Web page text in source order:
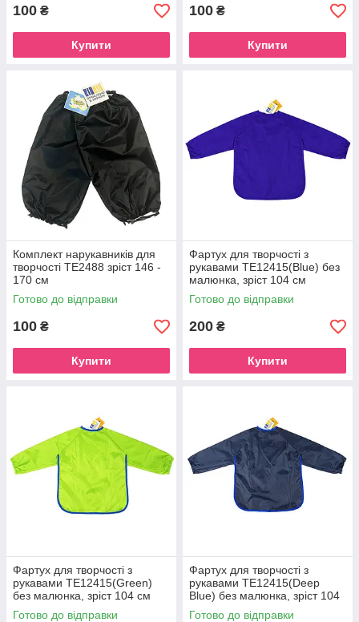
100 ₴
Купити
100 ₴
Купити
Комплект нарукавників для
творчості ТЕ2488 зріст 146 -
170 см
Готово до відправки
100 ₴
Купити
Фартух для творчості з
рукавами ТЕ12415(Blue) без
малюнка, зріст 104 см
Готово до відправки
200 ₴
Купити
Фартух для творчості з
рукавами ТЕ12415(Green)
без малюнка, зріст 104 см
Готово до відправки
Фартух для творчості з
рукавами ТЕ12415(Deep
Blue) без малюнка, зріст 104
см
Готово до відправки